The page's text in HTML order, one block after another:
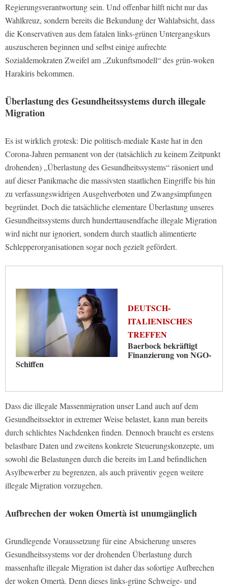
Regierungsverantwortung sein. Und offenbar hilft nicht nur das
Wahlkreuz, sondern bereits die Bekundung der Wahlabsicht, dass
die Konservativen aus dem fatalen links-grünen Untergangskurs
auszuscheren beginnen und selbst einige aufrechte
Sozialdemokraten Zweifel am „Zukunftsmodell“ des grün-woken
Harakiris bekommen.
Überlastung des Gesundheitssystems durch illegale
Migration
Es ist wirklich grotesk: Die politisch-mediale Kaste hat in den
Corona-Jahren permanent von der (tatsächlich zu keinem Zeitpunkt
drohenden) „Überlastung des Gesundheitssystems“ räsoniert und
auf dieser Panikmache die massivsten staatlichen Eingriffe bis hin
zu verfassungswidrigen Ausgehverboten und Zwangsimpfungen
begründet. Doch die tatsächliche elementare Überlastung unseres
Gesundheitssystems durch hunderttausendfache illegale Migration
wird nicht nur ignoriert, sondern durch staatlich alimentierte
Schlepperorganisationen sogar noch gezielt gefördert.
DEUTSCH-
ITALIENISCHES
TREFFEN
Baerbock bekräftigt
Finanzierung von NGO-
Schiffen
Dass die illegale Massenmigration unser Land auch auf dem
Gesundheitssektor in extremer Weise belastet, kann man bereits
durch schlichtes Nachdenken finden. Dennoch braucht es erstens
belastbare Daten und zweitens konkrete Steuerungskonzepte, um
sowohl die Belastungen durch die bereits im Land befindlichen
Asylbewerber zu begrenzen, als auch präventiv gegen weitere
illegale Migration vorzugehen.
Aufbrechen der woken Omertà ist unumgänglich
Grundlegende Voraussetzung für eine Absicherung unseres
Gesundheitssystems vor der drohenden Überlastung durch
massenhafte illegale Migration ist daher das sofortige Aufbrechen
der woken Omertà. Denn dieses links-grüne Schweige- und